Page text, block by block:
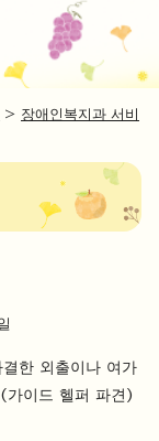
> 장애인복지과 서비
한 외출이나 여가
가이드 헬퍼 파견)